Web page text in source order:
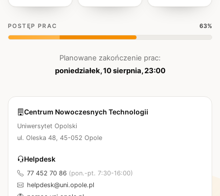
POSTĘP PRAC 63%
Planowane zakończenie prac:
poniedziałek, 10 sierpnia, 23:00
Centrum Nowoczesnych Technologii
Uniwersytet Opolski
ul. Oleska 48, 45-052 Opole
Helpdesk
77 452 70 86 (pon.-pt. 7:30-16:00)
helpdesk@uni.opole.pl